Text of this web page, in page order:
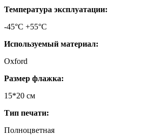
Температура эксплуатации:
-45°С +55°С
Используемый материал:
Oxford
Размер флажка:
15*20 см
Тип печати:
Полноцветная